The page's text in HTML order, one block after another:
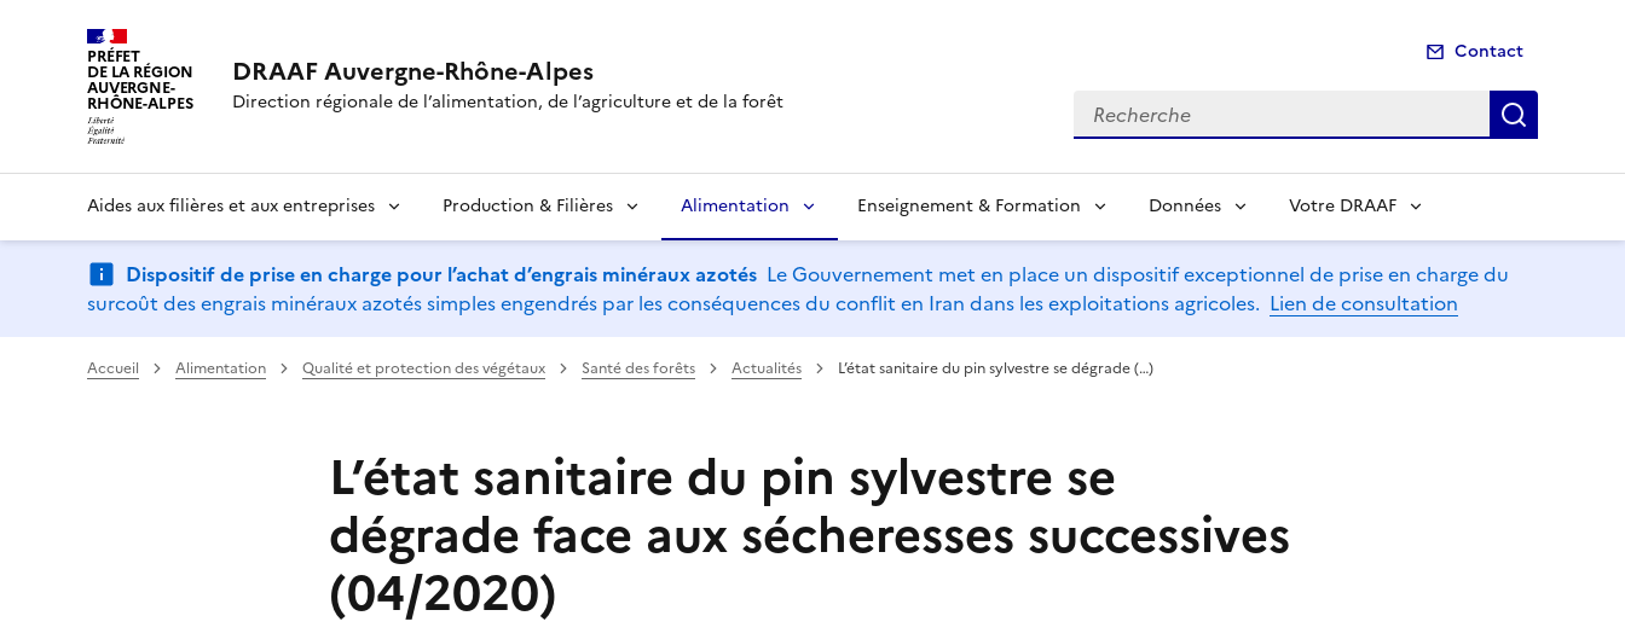
PRÉFET
DE LA RÉGION
AUVERGNE-
RHÔNE-ALPES
DRAAF Auvergne-Rhône-Alpes
Direction régionale de l’alimentation, de l’agriculture et de la forêt
Contact
Recherche
Aides aux filières et aux entreprises Production & Filières Alimentation Enseignement & Formation Données Votre DRAAF
Dispositif de prise en charge pour l’achat d’engrais minéraux azotés Le Gouvernement met en place un dispositif exceptionnel de prise en charge du
surcoût des engrais minéraux azotés simples engendrés par les conséquences du conflit en Iran dans les exploitations agricoles. Lien de consultation
Accueil Alimentation Qualité et protection des végétaux Santé des forêts Actualités L’état sanitaire du pin sylvestre se dégrade (…)
L’état sanitaire du pin sylvestre se
dégrade face aux sécheresses successives
(04/2020)